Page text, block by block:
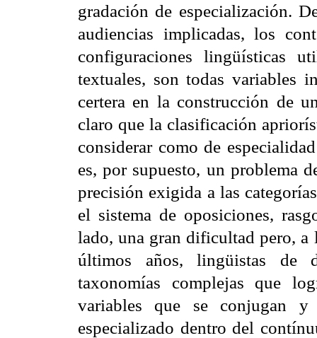
gradación de especialización.
audiencias implicadas, los
configuraciones lingüísticas
textuales, son todas variables
certera en la construcción de
claro que la clasificación
considerar como de
es, por supuesto, un problema
precisión exigida a las
el sistema de oposiciones,
lado, una gran dificultad pero, a
últimos años, lingüistas de
taxonomías complejas que
variables que se conjugan
especializado dentro del